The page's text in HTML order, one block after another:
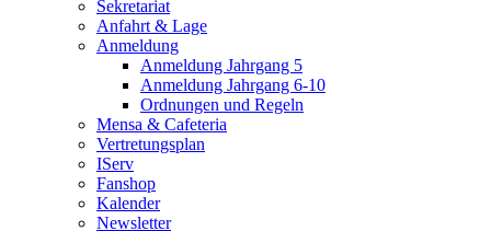
Sekretariat
Anfahrt & Lage
Anmeldung
Anmeldung Jahrgang 5
Anmeldung Jahrgang 6-10
Ordnungen und Regeln
Mensa & Cafeteria
Vertretungsplan
IServ
Fanshop
Kalender
Newsletter